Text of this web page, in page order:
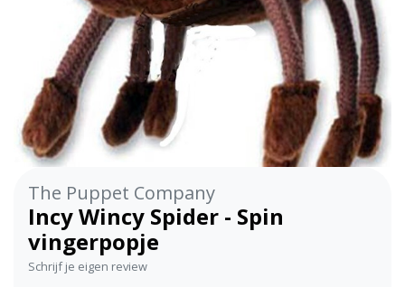
The Puppet Company
Incy Wincy Spider - Spin
vingerpopje
Schrijf je eigen review